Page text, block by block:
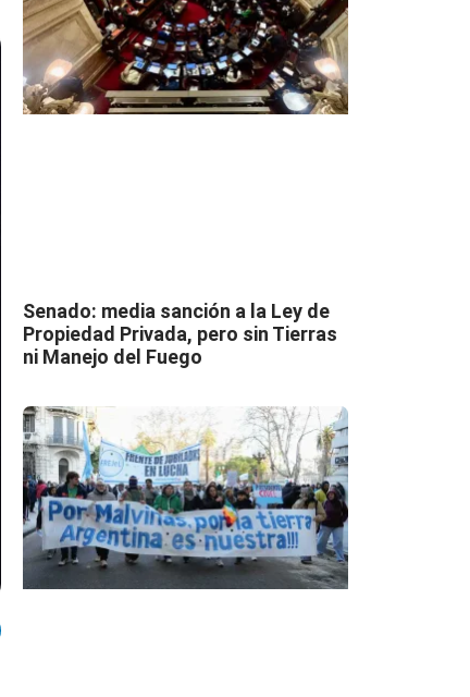
Senado: media sanción a la Ley de
Propiedad Privada, pero sin Tierras
ni Manejo del Fuego